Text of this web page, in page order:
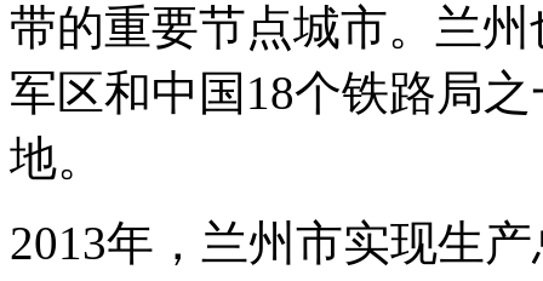
带的重要节点城市。兰
军区和中国18个铁路局
地。
2013年，兰州市实现生